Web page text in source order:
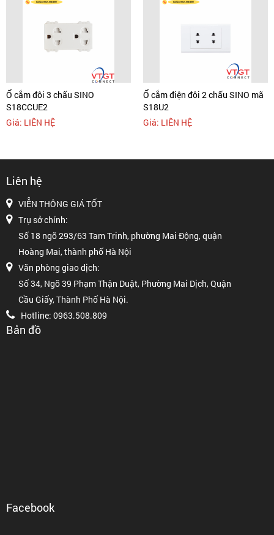
Ổ cắm đôi 3 chấu SINO
S18CCUE2
Giá: LIÊN HỆ
Ổ cắm điện đôi 2 chấu SINO mã
S18U2
Giá: LIÊN HỆ
Liên hệ
VIỄN THÔNG GIÁ TỐT
Trụ sở chính:
Số 18 ngõ 293/63 Tam Trinh, phường Mai Động, quận
Hoàng Mai, thành phố Hà Nội
Văn phòng giao dịch:
Số 34, Ngõ 39 Phạm Thận Duật, Phường Mai Dịch, Quận
Cầu Giấy, Thành Phố Hà Nội.
Hotline: 0963.508.809
Bản đồ
Facebook